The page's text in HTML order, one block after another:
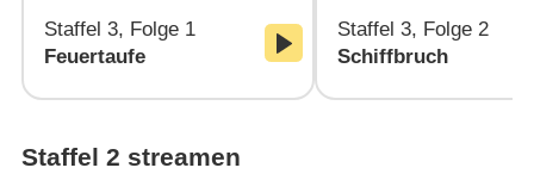
Staffel 3, Folge 1
Feuertaufe
Staffel 3, Folge 2
Schiffbruch
Staffel 2 streamen